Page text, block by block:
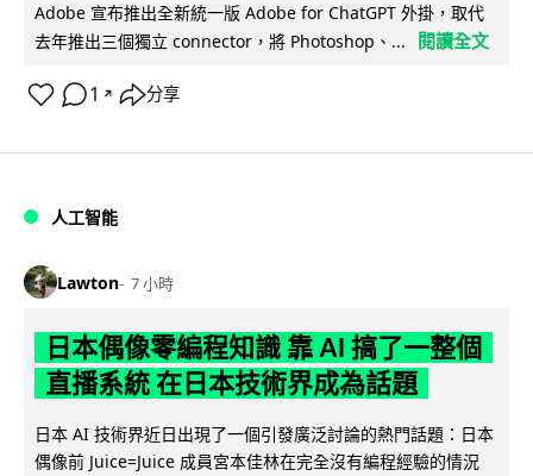
Adobe 宣布推出全新統一版 Adobe for ChatGPT 外掛，取代
去年推出三個獨立 connector，將 Photoshop、...
閱讀全文
1 ↗ 分享
人工智能
Lawton 7 小時
日本偶像零編程知識 靠 AI 搞了一整個
直播系統 在日本技術界成為話題
日本 AI 技術界近日出現了一個引發廣泛討論的熱門話題：日本
偶像前 Juice=Juice 成員宮本佳林在完全沒有編程經驗的情況